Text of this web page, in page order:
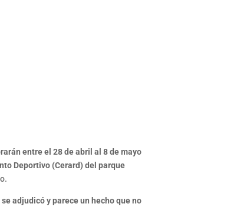
entre el 28 de abril al 8 de mayo
Deportivo (Cerard) del parque
adjudicó y parece un hecho que no